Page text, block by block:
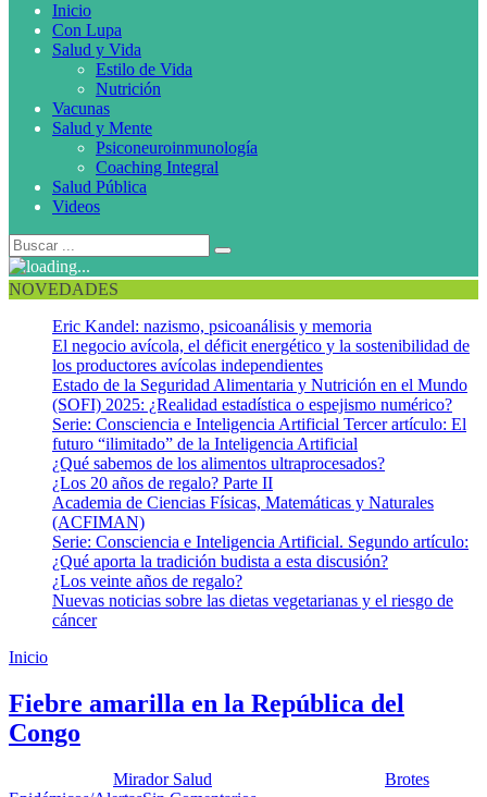
Inicio
Con Lupa
Salud y Vida
Estilo de Vida
Nutrición
Vacunas
Salud y Mente
Psiconeuroinmunología
Coaching Integral
Salud Pública
Videos
NOVEDADES
Eric Kandel: nazismo, psicoanálisis y memoria
El negocio avícola, el déficit energético y la sostenibilidad de
los productores avícolas independientes
Estado de la Seguridad Alimentaria y Nutrición en el Mundo
(SOFI) 2025: ¿Realidad estadística o espejismo numérico?
Serie: Consciencia e Inteligencia Artificial Tercer artículo: El
futuro “ilimitado” de la Inteligencia Artificial
¿Qué sabemos de los alimentos ultraprocesados?
¿Los 20 años de regalo? Parte II
Academia de Ciencias Físicas, Matemáticas y Naturales
(ACFIMAN)
Serie: Consciencia e Inteligencia Artificial. Segundo artículo:
¿Qué aporta la tradición budista a esta discusión?
¿Los veinte años de regalo?
Nuevas noticias sobre las dietas vegetarianas y el riesgo de
cáncer
Inicio
Fiebre amarilla en la República del
Congo
Mirador Salud
Brotes